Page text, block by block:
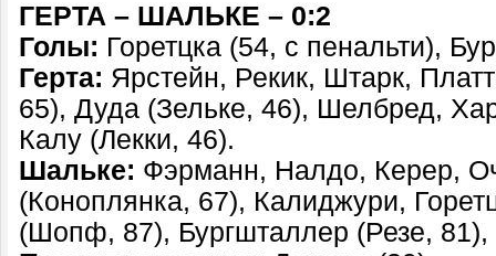
ГЕРТА – ШАЛЬКЕ – 0:2
Голы: Горетцка (54, с пенальти),
Герта: Ярстейн, Рекик, Штарк,
65), Дуда (Зельке, 46), Шелбред,
Калу (Лекки, 46).
Шальке: Фэрманн, Налдо, Керер,
(Коноплянка, 67), Калиджури,
(Шопф, 87), Бургшталлер (Резе,